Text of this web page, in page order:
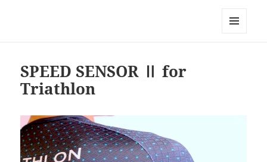
SPEED SENSOR Ⅱ for
Triathlon